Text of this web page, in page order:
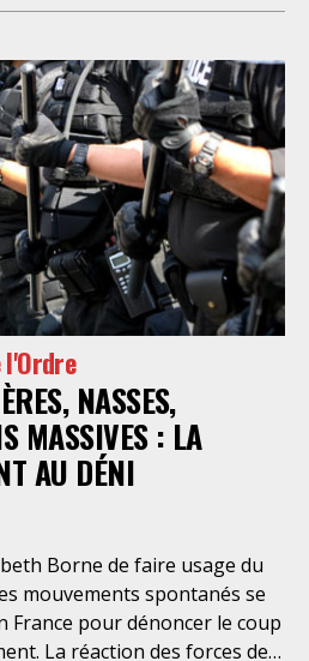
confirmer que le ministre de
à sécuriser une
la réprimer, comme l’avait
ministre Manuel Valls
qui défendaient la zone
Les observateurs et
dans leur
l’arrivée des cortèges sur le
leur ont tiré dessus
de matériels de guerre : tirs
grenades
explosives de type GM2L
de LBD40. Nous avons
depuis les quads en
NASSES,
MASSIVES : LA
AU DÉNI
Borne de faire usage du
mouvements spontanés se
pour dénoncer le coup
La réaction des forces de